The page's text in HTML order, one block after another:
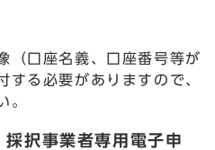
（口座名義、口座番号等が
する必要がありますので、
。
択事業者専用電子申